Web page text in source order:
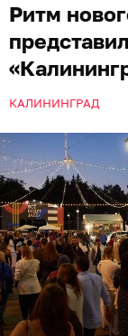
Ритм
КАЛИНИНГРАД